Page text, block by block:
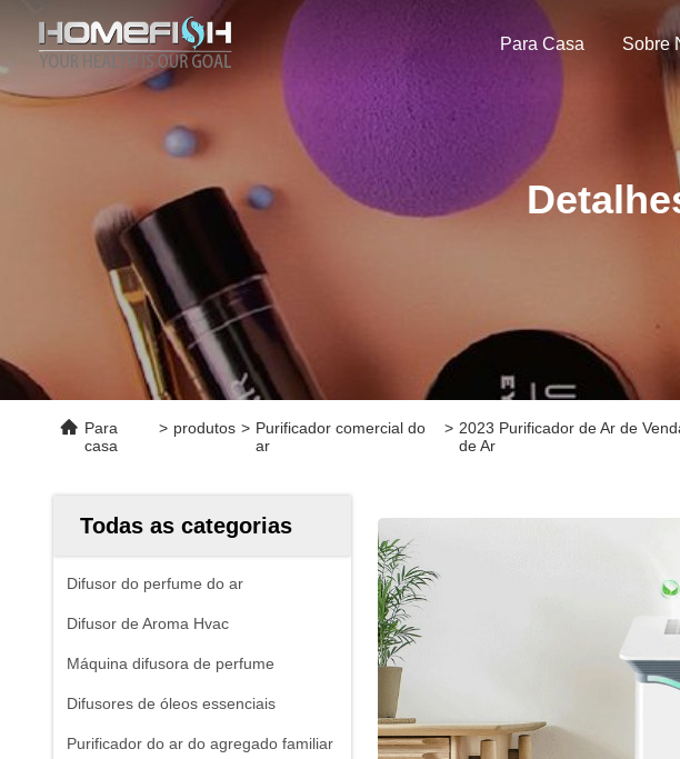
Para Casa Sobre
Para
casa
> produtos > Purificador comercial do
ar
> 2023 Purificador de Ar de
de Ar
Todas as categorias
Difusor do perfume do ar
Difusor de Aroma Hvac
Máquina difusora de perfume
Difusores de óleos essenciais
Purificador do ar do agregado familiar